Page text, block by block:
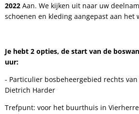
2022 Aan. We kijken uit naar uw
schoenen en kleding aangepast aan het
Je hebt 2 opties, de start van de
uur:
- Particulier bosbeheergebied rechts
Dietrich Harder
Trefpunt: voor het buurthuis in